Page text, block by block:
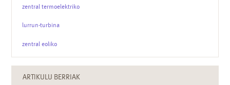
zentral termoelektriko
lurrun-turbina
zentral eoliko
ARTIKULU BERRIAK